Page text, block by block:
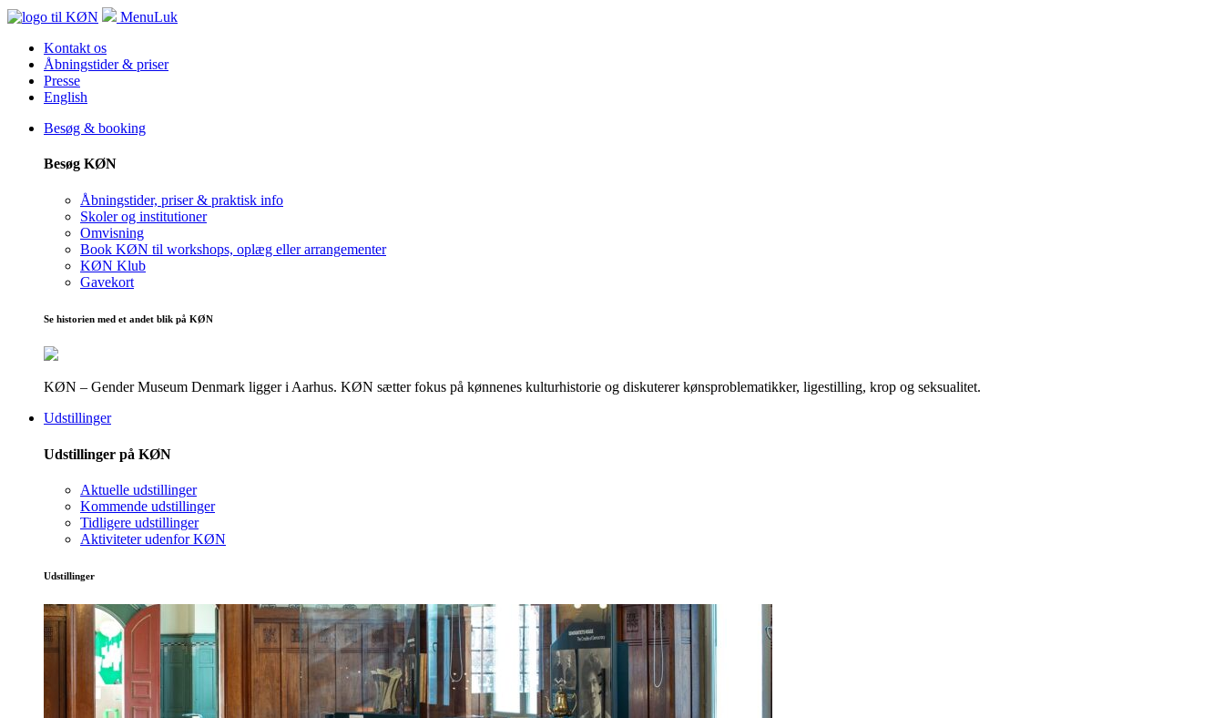
MenuLuk
Kontakt os
Åbningstider & priser
Presse
English
Besøg & booking
Besøg KØN
Åbningstider, priser & praktisk info
Skoler og institutioner
Omvisning
Book KØN til workshops, oplæg eller arrangementer
KØN Klub
Gavekort
Se historien med et andet blik på KØN
KØN – Gender Museum Denmark ligger i Aarhus. KØN sætter fokus på kønnenes kulturhistorie og diskuterer kønsproblematikker, ligestilling, krop og seksualitet.
Udstillinger
Udstillinger på KØN
Aktuelle udstillinger
Kommende udstillinger
Tidligere udstillinger
Aktiviteter udenfor KØN
Udstillinger